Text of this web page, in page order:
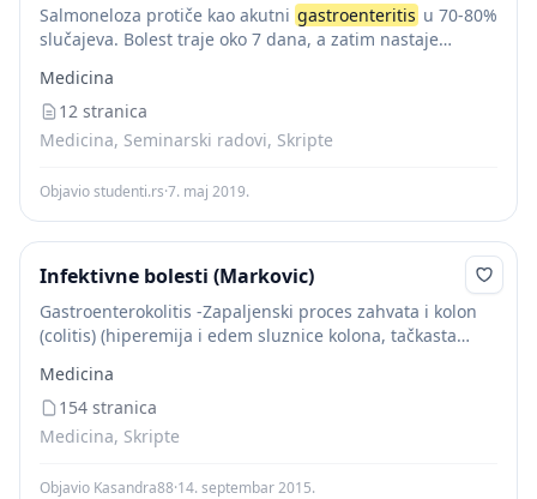
Salmoneloza protiče kao akutni gastroenteritis u 70-80%
slučajeva. Bolest traje oko 7 dana, a zatim nastaje
brutalan kao kod stafilokoknog trovanja. Bolesnik...
Medicina
12 stranica
Medicina, Seminarski radovi, Skripte
Objavio studenti.rs·7. maj 2019.
Infektivne bolesti (Markovic)
Gastroenterokolitis -Zapaljenski proces zahvata i kolon
(colitis) (hiperemija i edem sluznice kolona, tačkasta
odnosu na
(syndroma dysenteriforme ) -...
Medicina
154 stranica
Medicina, Skripte
Objavio Kasandra88·14. septembar 2015.